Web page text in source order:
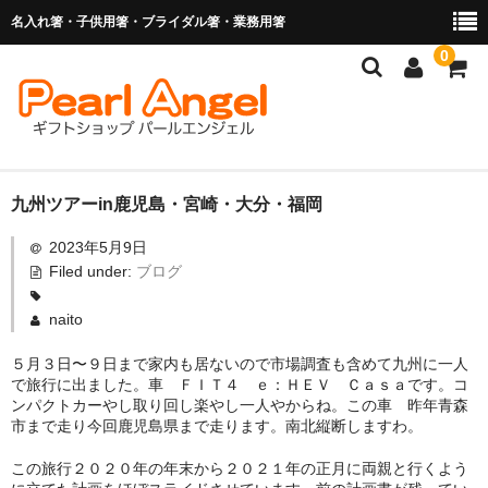
名入れ箸・子供用箸・ブライダル箸・業務用箸
0
商品を探す
お子様の入卒園に
業務用箸（食洗機対応）
マイ箸・箸袋
ご利用ガイド
九州ツアーin鹿児島・宮崎・大分・福岡
2023年5月9日
Filed under: ブログ
naito
５月３日〜９日まで家内も居ないので市場調査も含めて九州に一人
で旅行に出ました。車 ＦＩＴ４ ｅ：ＨＥＶ Ｃａｓａです。コ
ンパクトカーやし取り回し楽やし一人やからね。この車 昨年青森
市まで走り今回鹿児島県まで走ります。南北縦断しますわ。
この旅行２０２０年の年末から２０２１年の正月に両親と行くよう